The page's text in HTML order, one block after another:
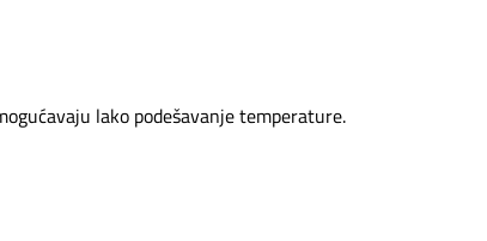
lako podešavanje temperature.